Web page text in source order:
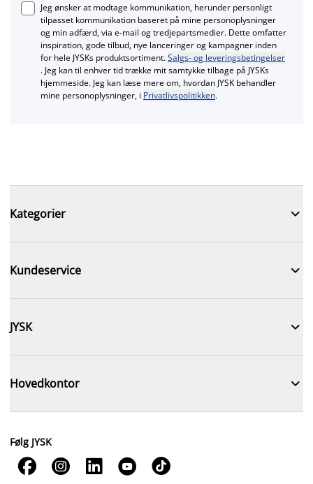
Jeg ønsker at modtage kommunikation, herunder personligt
tilpasset kommunikation baseret på mine personoplysninger
og min adfærd, via e‑mail og tredjepartsmedier. Dette omfatter
inspiration, gode tilbud, nye lanceringer og kampagner inden
for hele JYSKs produktsortiment.Salgs- og leveringsbetingelser
. Jeg kan til enhver tid trække mit samtykke tilbage på JYSKs
hjemmeside. Jeg kan læse mere om, hvordan JYSK behandler
mine personoplysninger, i Privatlivspolitikken.
Kategorier 
Kundeservice 
JYSK 
Hovedkontor 
Følg JYSK
    